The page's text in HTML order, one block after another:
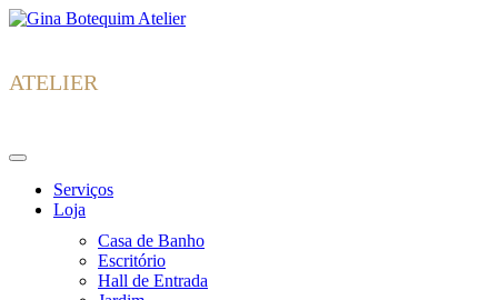
Skip
ATELIER
Serviços
Loja
Casa de Banho
Escritório
Hall de Entrada